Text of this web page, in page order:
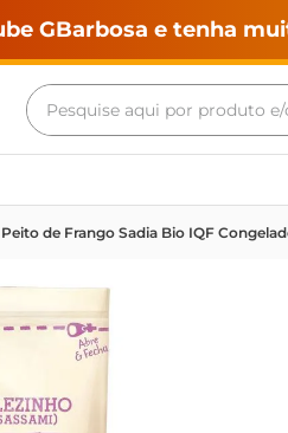
GBarbosa e tenha
Pesquise aqui por produto
de Frango Sadia Bio IQF
Termos mais buscados
maquina lavar
café
cerveja